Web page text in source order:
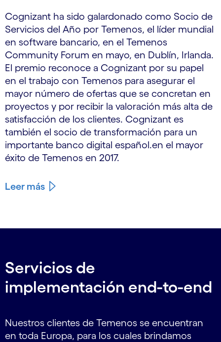
Cognizant ha sido galardonado como Socio de
Servicios del Año por Temenos, el líder mundial
en software bancario, en el Temenos
Community Forum en mayo, en Dublín, Irlanda.
El premio reconoce a Cognizant por su papel
en el trabajo con Temenos para asegurar el
mayor número de ofertas que se concretan en
proyectos y por recibir la valoración más alta de
satisfacción de los clientes. Cognizant es
también el socio de transformación para un
importante banco digital español.en el mayor
éxito de Temenos en 2017.
Leer más
Servicios de
implementación end-to-end
Nuestros clientes de Temenos se encuentran
en toda Europa, para los cuales brindamos